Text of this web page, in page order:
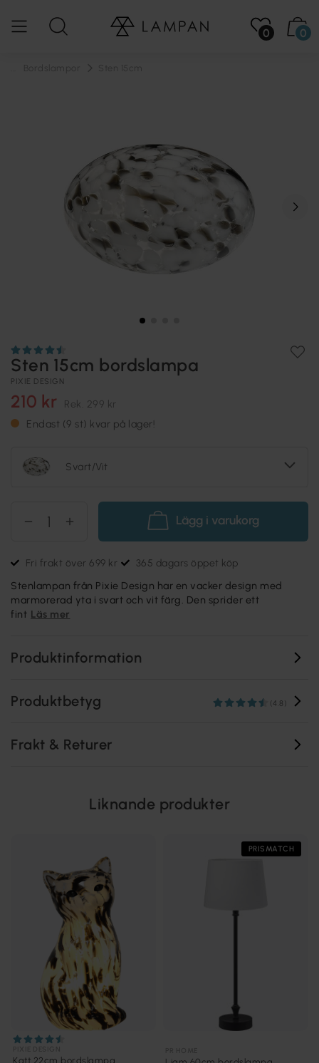
0 0
Sten 15cm bordslampa
PIXIE DESIGN
210 kr Rek. 299 kr
Endast (9 st) kvar på lager!
Svart/Vit
Lägg i varukorg
Fri frakt över 699 kr 365 dagars öppet köp
Stenlampan från Pixie Design har en vacker design med
marmorerad yta i svart och vit färg. Den sprider ett
fint Läs mer
Produktinformation
Produktbetyg (4.8)
Frakt & Returer
Liknande produkter
Katt 22cm bordslampa
PRISMATCH